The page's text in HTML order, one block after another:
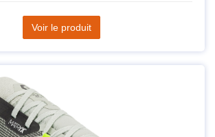
Voir le produit